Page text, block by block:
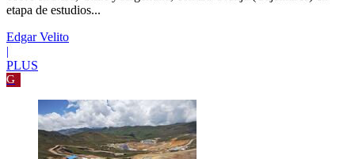
Más allá de La Granja: Rio Tinto sigue
buscando oportunidades de cobre en Perú
La minera anglo-australiana Rio Tinto concentra su estrategia de
cobre en Perú, Chile y Argentina, con La Granja (Cajamarca) en
Edgar Velito